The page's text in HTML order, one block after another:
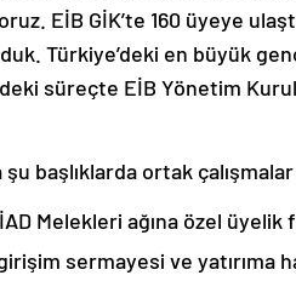
EİB GİK’te 160 üyeye
Türkiye’deki en büyük
süreçte EİB Yönetim
başlıklarda ortak
Melekleri ağına özel üyelik
girişim sermayesi ve yatırıma